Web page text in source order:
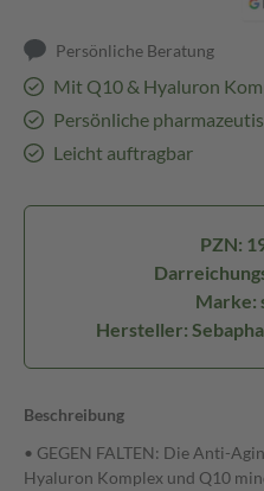
Persönliche Beratung
Mit Q10 & Hyaluron
Persönliche
Leicht auftragbar
PZN:
Marke:
Hersteller:
Beschreibung
• GEGEN FALTEN: Die Anti-
Hyaluron Komplex und Q10